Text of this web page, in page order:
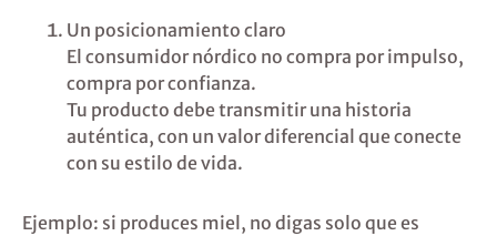
Un posicionamiento claro
El consumidor nórdico no compra por impulso,
compra por confianza.
Tu producto debe transmitir una historia
auténtica, con un valor diferencial que conecte
con su estilo de vida.
Ejemplo: si produces miel, no digas solo que es